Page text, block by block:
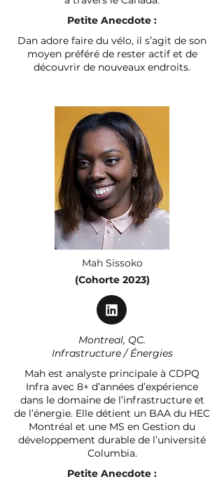
Petite Anecdote :
Dan adore faire du vélo, il s’agit de son
moyen préféré de rester actif et de
découvrir de nouveaux endroits.
Mah Sissoko
(Cohorte 2023)
Montreal, QC.
Infrastructure / Énergies
Mah est analyste principale à CDPQ
Infra avec 8+ d’années d’expérience
dans le domaine de l’infrastructure et
de l’énergie. Elle détient un BAA du HEC
Montréal et une MS en Gestion du
développement durable de l’université
Columbia.
Petite Anecdote :